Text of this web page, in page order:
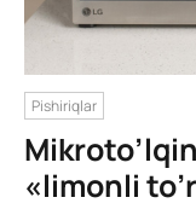
Pishiriqlar
«limonli